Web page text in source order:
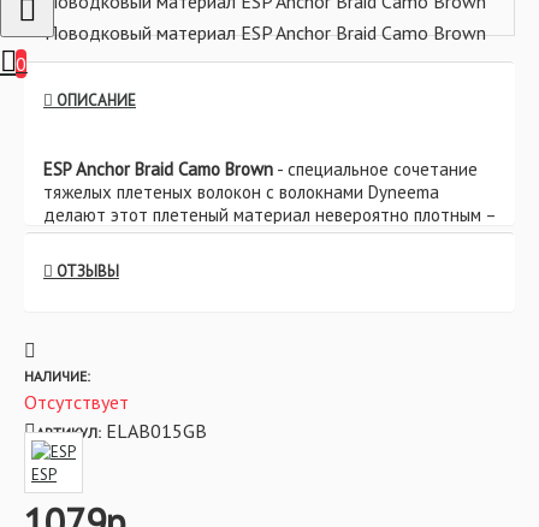
0
ОПИСАНИЕ
ESP Anchor Braid Camo Brown - специальное сочетание
тяжелых плетеных волокон с волокнами Dyneema
делают этот плетеный материал невероятно плотным –
это самый тяжелый материал за всю нашу историю!
При этом материал Anchor Braid сохраняет
поразительную мягкость и отличную прочность узлов.
переплетенных вместе волокон позволяет материалу
мгновенно тонуть на дно без добавления мягкого
вольфрама.
Гладкая, плотно переплетенная структура материала
существенно облегчает изготовление поводков (при
протягивании материала сквозь ушко крючка), а круглый
ОТЗЫВЫ
НАЛИЧИЕ:
Отсутствует
АРТИКУЛ: ELAB015GB
ESP